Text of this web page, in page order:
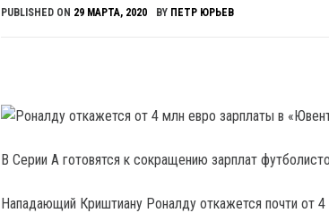
PUBLISHED ON 29 МАРТА, 2020 BY ПЕТР ЮРЬЕВ
В Серии А готовятся к сокращению зарплат
Нападающий Криштиану Роналду откажется почти от